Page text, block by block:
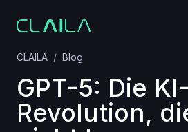
CLAILA Blog
GPT-5: Die KI-
Revolution,